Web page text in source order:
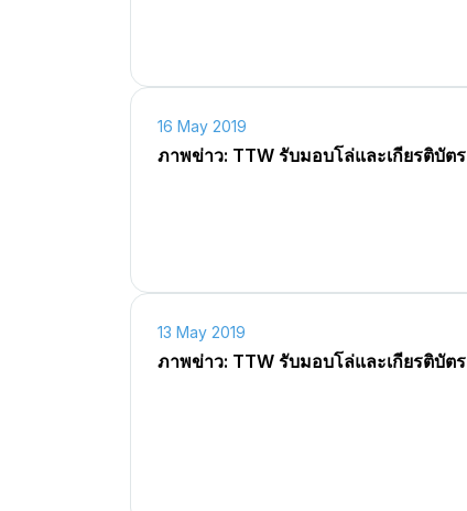
16 May 2019
ภาพข่าว: TTW รับมอบโล่และเกียรติบัตร
13 May 2019
ภาพข่าว: TTW รับมอบโล่และเกียรติบัตร